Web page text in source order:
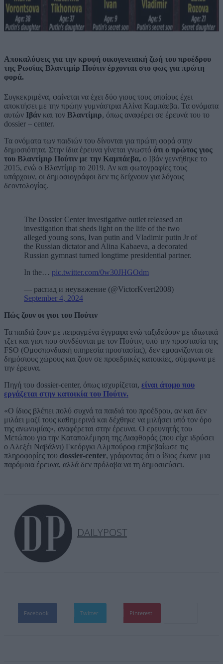
Αποκαλύψεις για την κρυφή οικογενειακή ζωή του προέδρου
της Ρωσίας Βλαντιμίρ Πούτιν έρχονται στο φως για πρώτη
φορά.
Συγκεκριμένα, φαίνεται να έχει δύο γιους τους οποίους έχει
αποκτήσει με την πρώην γυμνάστρια Αλίνα Καμπάεβα. Τα ονόματα
αυτών Ιβάν και τον Βλαντίμιρ, όπως αναφέρει σε έρευνά του το
dossier – center.
Τα ονόματα των παιδιών του δίνονται για πρώτη φορά στην
δημοσιότητα. Στην ίδια έρευνα γίνεται γνωστό ότι ο πρώτος γιος
του Βλαντίμιρ Πούτιν με την Καμπάεβα, ο Ιβάν γεννήθηκε το
2015, ενώ ο Βλαντίμιρ το 2019. Αν και φωτογραφίες τους
υπάρχουν, οι δημοσιογράφοι δεν τις δείχνουν για λόγους
δεοντολογίας.
The Dossier Center investigative outlet released an
investigation that sheds light on the life of the two
alleged young sons, Ivan putin and Vladimir putin Jr of
the Russian dictator and Alina Kabaeva, a decorated
Russian gymnast turned longtime presidential partner.
In the… pic.twitter.com/0w30JHGOdm
— распад и неуважение (@VictorKvert2008)
September 4, 2024
Πώς ζουν οι γιοι του Πούτιν
Τα παιδιά ζουν με πειραγμένα έγγραφα ενώ ταξιδεύουν με ιδιωτικά
τζετ και γιοτ που συνδέονται με τον Πούτιν, υπό την προστασία της
FSO (Ομοσπονδιακή υπηρεσία προστασίας), δεν εμφανίζονται σε
δημόσιους χώρους και ζουν σε προεδρικές κατοικίες, σύμφωνα με
την έρευνα.
Πηγή του dossier-center, όπως ισχυρίζεται, είναι άτομο που
εργάζεται στην κατοικία του Πούτιν.
«Ο ίδιος βλέπει πολύ συχνά τα παιδιά του προέδρου, αν και δεν
μιλάει μαζί τους καθημερινά και δέχθηκε να μιλήσει υπό τον όρο
της ανωνυμίας», αναφέρεται στην έρευνα. Ο ερευνητής του
Μετώπου για την Καταπολέμηση της Διαφθοράς (που είχε ιδρύσει
ο Αλεξέι Ναβάλνι) Γκεόργκι Αλμπούροφ επιβεβαίωσε τις
πληροφορίες του dossier-center, γράφοντας ότι ο ίδιος έκανε μια
παρόμοια έρευνα, αλλά δεν πρόλαβα να τη δημοσιεύσει.
DAILYPOST
Facebook Twitter Pinterest